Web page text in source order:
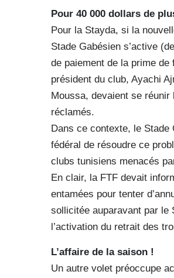
Pour 40 000 dollars de
Pour la Stayda, si la
Stade Gabésien s’active
de paiement de la prime
président du club, Ayachi
Moussa, devaient se
réclamés.
Dans ce contexte, le Stade
fédéral de résoudre ce
clubs tunisiens menacés
En clair, la FTF devait
entamées pour tenter
sollicitée auparavant par le
l’activation du retrait des
L’affaire de la saison !
Un autre volet préoccupe